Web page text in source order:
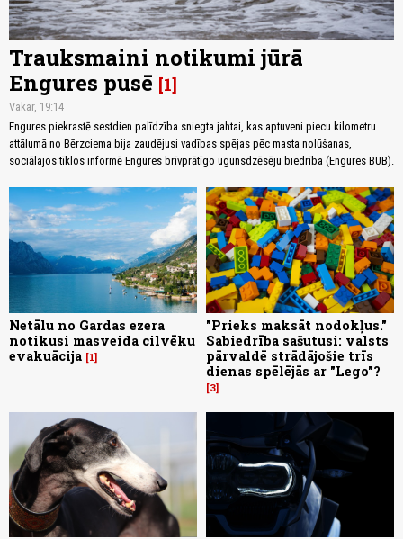
Trauksmaini notikumi jūrā
Engures pusē 1
Vakar, 19:14
Engures piekrastē sestdien palīdzība sniegta jahtai, kas aptuveni piecu kilometru
attālumā no Bērzciema bija zaudējusi vadības spējas pēc masta nolūšanas,
sociālajos tīklos informē Engures brīvprātīgo ugunsdzēsēju biedrība (Engures BUB).
Netālu no Gardas ezera
notikusi masveida cilvēku
evakuācija 1
"Prieks maksāt nodokļus."
Sabiedrība sašutusi: valsts
pārvaldē strādājošie trīs
dienas spēlējās ar "Lego"?
3